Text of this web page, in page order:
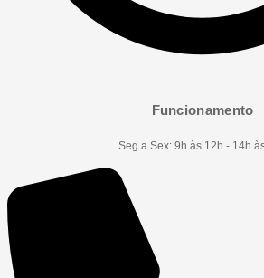
Funcionamento
Seg a Sex: 9h às 12h - 14h